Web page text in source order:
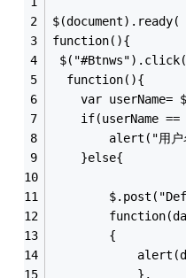
$(document).ready(
function(){
$("#Btnws").click(
  function(){
var userName=
if(userName ==
alert("用户
    }else{
        {
            },